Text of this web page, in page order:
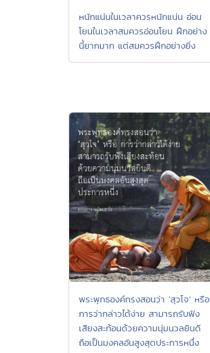
หนักแน่นในเวลาควรหนักแน่น อ่อน
โยนในเวลาสมควรอ่อนโยน ฝึกอย่าง
นี้ยากมาก แต่สมควรฝึกอย่างยิ่ง
พระพุทธองค์ทรงสอนว่า ‘สุวโจ’ หรือ
การว่ากล่าวได้ง่าย สามารถรับฟัง
เสียงสะท้อนด้วยความนุ่มนวลยินดี
ถือเป็นมงคลอันสูงสุดประการหนึ่ง